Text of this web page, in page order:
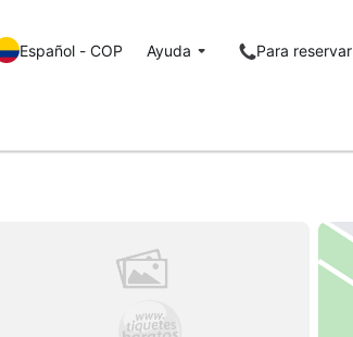
Español - COP Ayuda Para reservar